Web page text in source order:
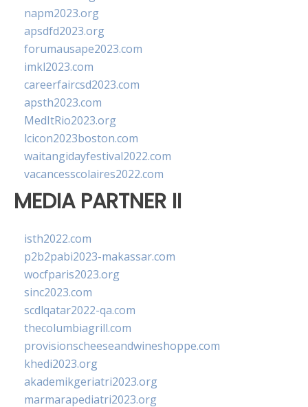
napm2023.org
apsdfd2023.org
forumausape2023.com
imkl2023.com
careerfaircsd2023.com
apsth2023.com
MedItRio2023.org
lcicon2023boston.com
waitangidayfestival2022.com
vacancesscolaires2022.com
MEDIA PARTNER II
isth2022.com
p2b2pabi2023-makassar.com
wocfparis2023.org
sinc2023.com
scdlqatar2022-qa.com
thecolumbiagrill.com
provisionscheeseandwineshoppe.com
khedi2023.org
akademikgeriatri2023.org
marmarapediatri2023.org